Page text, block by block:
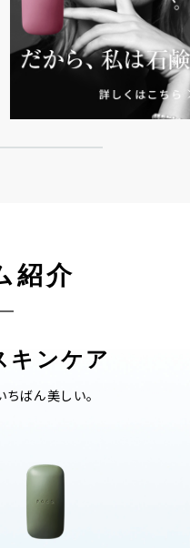
紹介
キンケア
ばん美しい。